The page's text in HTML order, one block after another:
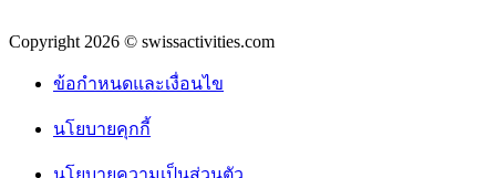
Copyright 2026 © swissactivities.com
ข้อกำหนดและเงื่อนไข
นโยบายคุกกี้
นโยบายความเป็นส่วนตัว